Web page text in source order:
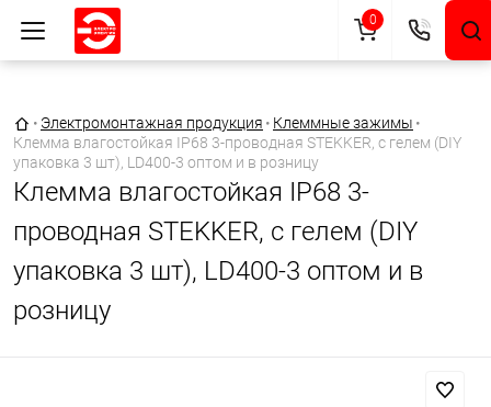
Главная страница
• Электромонтажная продукция • Клеммные зажимы •
Клемма влагостойкая IP68 3-проводная STEKKER, с гелем (DIY
упаковка 3 шт), LD400-3 оптом и в розницу
Клемма влагостойкая IP68 3-
проводная STEKKER, с гелем (DIY
упаковка 3 шт), LD400-3 оптом и в
розницу
0